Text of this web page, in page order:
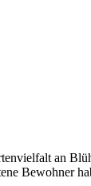
an
Bewohner